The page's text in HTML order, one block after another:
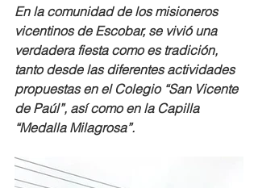
En la comunidad de los misioneros
vicentinos de Escobar, se vivió una
verdadera fiesta como es tradición,
tanto desde las diferentes actividades
propuestas en el Colegio “San Vicente
de Paúl”, así como en la Capilla
“Medalla Milagrosa”.